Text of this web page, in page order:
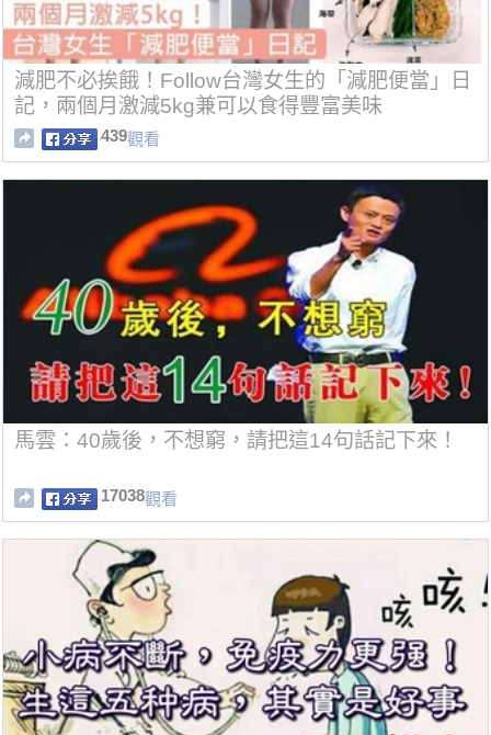
減肥不必挨餓！Follow台灣女生的「減肥便當」日
記，兩個月激減5kg兼可以食得豐富美味
439觀看
馬雲：40歲後，不想窮，請把這14句話記下來！
17038觀看